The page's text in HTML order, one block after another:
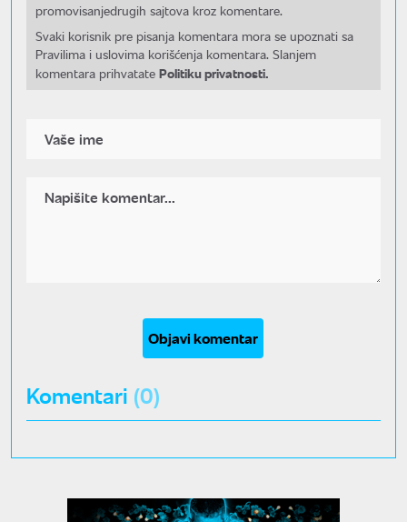
promovisanjedrugih sajtova kroz komentare.
Svaki korisnik pre pisanja komentara mora se upoznati sa
Pravilima i uslovima korišćenja komentara. Slanjem
komentara prihvatate Politiku privatnosti.
Objavi komentar
Komentari (0)